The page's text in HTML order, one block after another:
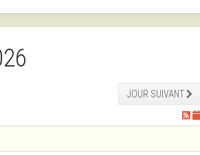
JOUR SUIVANT